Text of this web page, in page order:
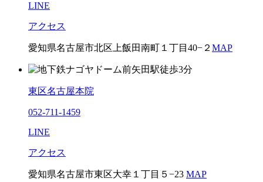
LINE
アクセス
愛知県名古屋市北区上飯田南町１丁目40−２ MAP
東区名古屋本院
052-711-1459
LINE
アクセス
愛知県名古屋市東区大幸１丁目５−23 MAP